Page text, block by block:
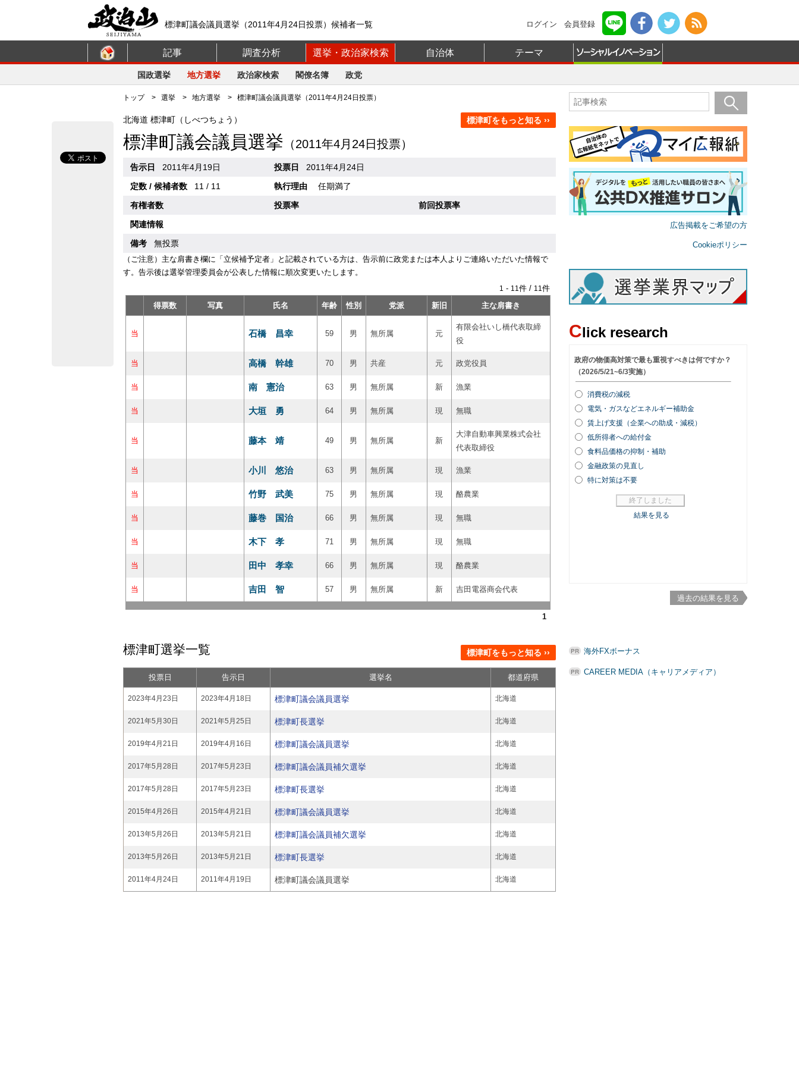
標津町議会議員選挙（2011年4月24日投票）候補者一覧 ログイン 会員登録
記事 調査分析 選挙・政治家検索 自治体 テーマ
国政選挙 地方選挙 政治家検索 閣僚名簿 政党
トップ> 選挙 > 地方選挙 > 標津町議会議員選挙（2011年4月24日投票）
標津町をもっと知る ››
北海道 標津町（しべつちょう）
標津町議会議員選挙 （2011年4月24日投票）
告示日 2011年4月19日 投票日
2011年4月24日
定数 / 候補者数
11 / 11 執行理由
任期満了
有権者数
投票率
前回投票率
関連情報
備考
無投票
（ご注意）主な肩書き欄に「立候補予定者」と記載されている方は、告示前に政党または本人よりご連絡いただいた情報で
す。告示後は選挙管理委員会が公表した情報に順次変更いたします。
1 - 11件 / 11件
得票数
写真 氏名 年齢 性別 党派 新旧 主な肩書き
当 石橋 昌幸 59 男 無所属 元
有限会社いし橋代表取締
役
当 高橋 幹雄 70 男 共産 元 政党役員
当 南 憲治 63 男 無所属 新 漁業
当 大垣 勇 64 男 無所属 現 無職
当 藤本 靖 49 男 無所属 新
大津自動車興業株式会社
代表取締役
当 小川 悠治 63 男 無所属 現 漁業
当 竹野 武美 75 男 無所属 現 酪農業
当 藤巻 国治 66 男 無所属 現 無職
当 木下 孝 71 男 無所属 現 無職
当 田中 孝幸 66 男 無所属 現 酪農業
当 吉田 智 57 男 無所属 新 吉田電器商会代表
1
標津町選挙一覧 標津町をもっと知る ››
投票日 告示日 選挙名 都道府県
2023年4月23日 2023年4月18日 標津町議会議員選挙 北海道
2021年5月30日 2021年5月25日 標津町長選挙 北海道
2019年4月21日 2019年4月16日 標津町議会議員選挙 北海道
2017年5月28日 2017年5月23日 標津町議会議員補欠選挙 北海道
2017年5月28日 2017年5月23日 標津町長選挙 北海道
2015年4月26日 2015年4月21日 標津町議会議員選挙 北海道
2013年5月26日 2013年5月21日 標津町議会議員補欠選挙 北海道
2013年5月26日 2013年5月21日 標津町長選挙 北海道
2011年4月24日 2011年4月19日 標津町議会議員選挙 北海道
広告掲載をご希望の方
Cookieポリシー
Click research
過去の結果を見る
海外FXボーナス
CAREER MEDIA（キャリアメディア）